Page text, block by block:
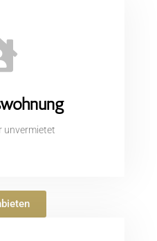
unvermietet